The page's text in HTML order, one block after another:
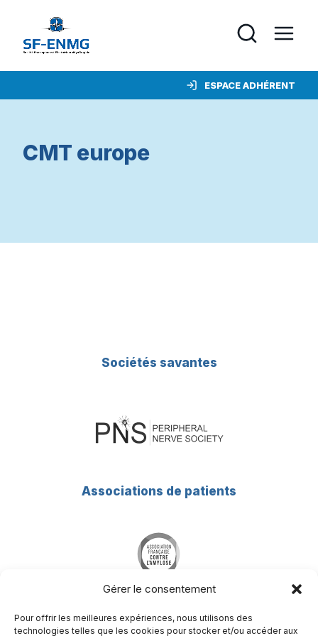
Gérer le consentement
Pour offrir les meilleures expériences, nous utilisons des
technologies telles que les cookies pour stocker et/ou accéder aux
ESPACE ADHÉRENT
CMT europe
Sociétés savantes
Associations de patients